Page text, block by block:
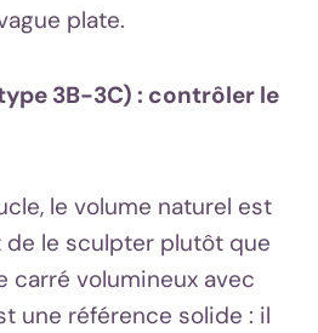
plate.
3B-3C) : contrôler le
le volume naturel est
le sculpter plutôt que
carré volumineux avec
une référence solide : il